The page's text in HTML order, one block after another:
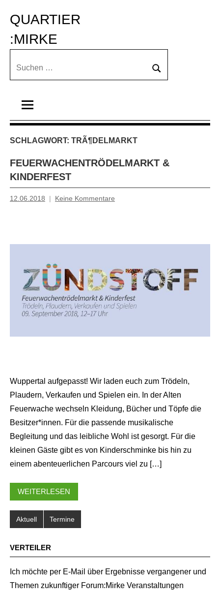
Inhalt
springen
QUARTIER
:MIRKE
Suchen
Suchen
SCHLAGWORT: TRÃ¶DELMARKT
FEUERWACHENTRÖDELMARKT &
KINDERFEST
12.06.2018
Mosche
Keine Kommentare
Wuppertal aufgepasst! Wir laden euch zum Trödeln,
Plaudern, Verkaufen und Spielen ein. In der Alten
Feuerwache wechseln Kleidung, Bücher und Töpfe die
Besitzer*innen. Für die passende musikalische
Begleitung und das leibliche Wohl ist gesorgt. Für die
kleinen Gäste gibt es von Kinderschminke bis hin zu
einem abenteuerlichen Parcours viel zu […]
WEITERLESEN
Aktuell Termine
VERTEILER
Ich möchte per E-Mail über Ergebnisse vergangener und
Themen zukunftiger Forum:Mirke Veranstaltungen